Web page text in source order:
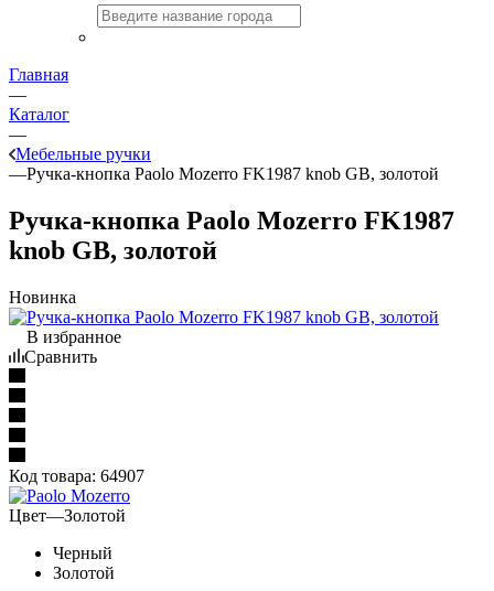
Главная
—
Каталог
—
Мебельные ручки
—Ручка-кнопка Paolo Mozerro FK1987 knob GB, золотой
Ручка-кнопка Paolo Mozerro FK1987
knob GB, золотой
Новинка
В избранное
Сравнить
Код товара: 64907
Цвет—Золотой
Черный
Золотой